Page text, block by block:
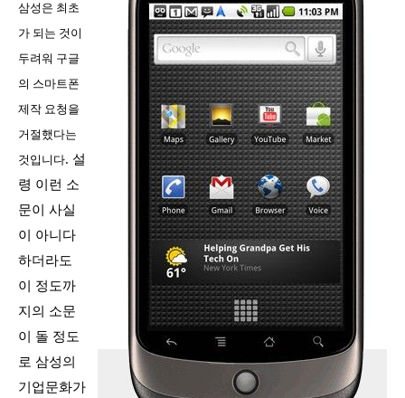
삼성은 최초
가 되는 것이
두려워 구글
의 스마트폰
제작 요청을
거절했다는
것입니다. 설
령 이런 소
문이 사실
이 아니다
하더라도
이 정도까
지의 소문
이 돌 정도
로 삼성의
기업문화가